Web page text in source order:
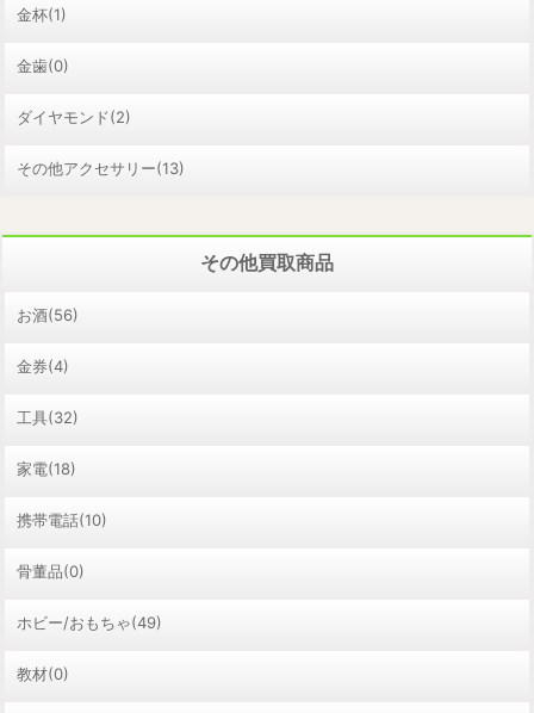
金杯(1)
金歯(0)
ダイヤモンド(2)
その他アクセサリー(13)
その他買取商品
お酒(56)
金券(4)
工具(32)
家電(18)
携帯電話(10)
骨董品(0)
ホビー/おもちゃ(49)
教材(0)